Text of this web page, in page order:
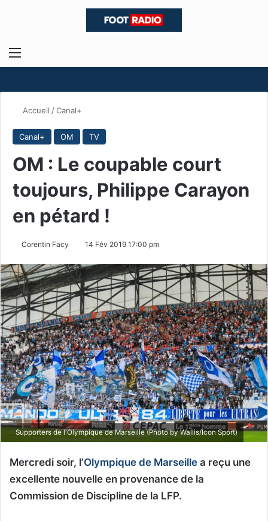
Menu
Accueil /Canal+
Canal+ OM TV
OM : Le coupable court
toujours, Philippe Carayon
en pétard !
Corentin Facy 14 Fév 2019 17:00 pm
Supporters de l'Olympique de Marseille (Photo by Wallis/Icon Sport)
Mercredi soir, l’Olympique de Marseille a reçu une
excellente nouvelle en provenance de la
Commission de Discipline de la LFP.